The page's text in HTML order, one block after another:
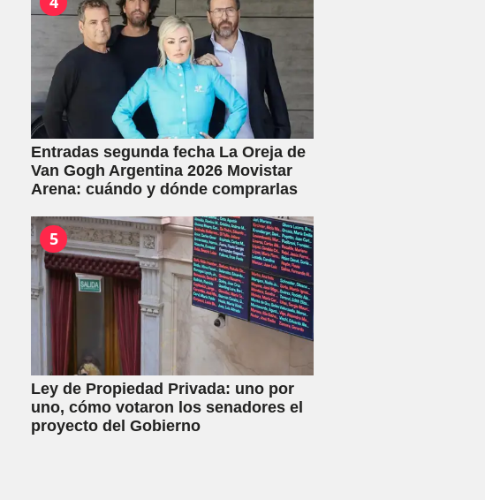
Entradas segunda fecha La Oreja de
Van Gogh Argentina 2026 Movistar
Arena: cuándo y dónde comprarlas
5
Ley de Propiedad Privada: uno por
uno, cómo votaron los senadores el
proyecto del Gobierno